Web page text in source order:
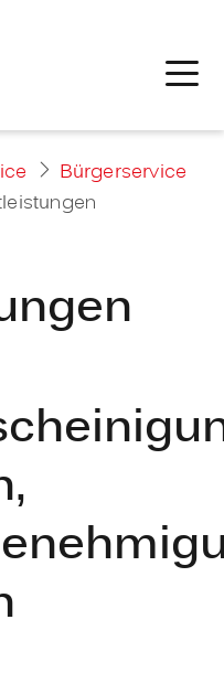
Bürgerservice